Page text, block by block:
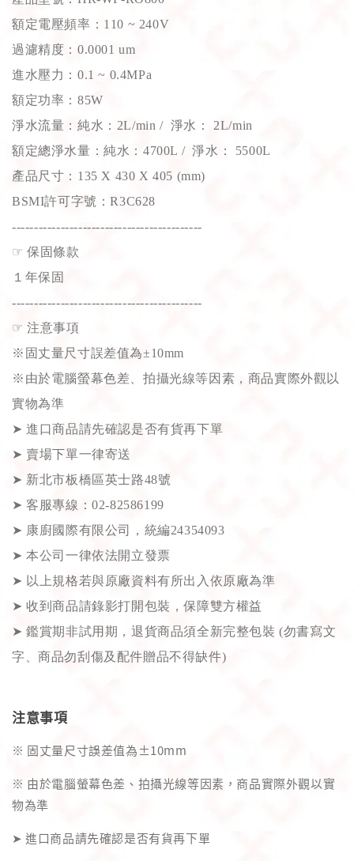
額定電壓頻率：110 ~ 240V
過濾精度：0.0001 um
進水壓力：0.1 ~ 0.4MPa
額定功率：85W
淨水流量：純水：2L/min / 淨水： 2L/min
額定總淨水量：純水：4700L / 淨水： 5500L
產品尺寸：135 X 430 X 405 (mm)
BSMI許可字號：R3C628
-------------------------------------------
☞ 保固條款
１年保固
-------------------------------------------
☞ 注意事項
※固丈量尺寸誤差值為±10mm
※由於電腦螢幕色差、拍攝光線等因素，商品實際外觀以
實物為準
➤ 進口商品請先確認是否有貨再下單
➤ 賣場下單一律寄送
➤ 新北市板橋區英士路48號
➤ 客服專線：02-82586199
➤ 康廚國際有限公司，統編24354093
➤ 本公司一律依法開立發票
➤ 以上規格若與原廠資料有所出入依原廠為準
➤ 收到商品請錄影打開包裝，保障雙方權益
➤ 鑑賞期非試用期，退貨商品須全新完整包裝 (勿書寫文
字、商品勿刮傷及配件贈品不得缺件)
注意事項
※ 固丈量尺寸誤差值為±10mm
※ 由於電腦螢幕色差、拍攝光線等因素，商品實際外觀以實
物為準
➤ 進口商品請先確認是否有貨再下單